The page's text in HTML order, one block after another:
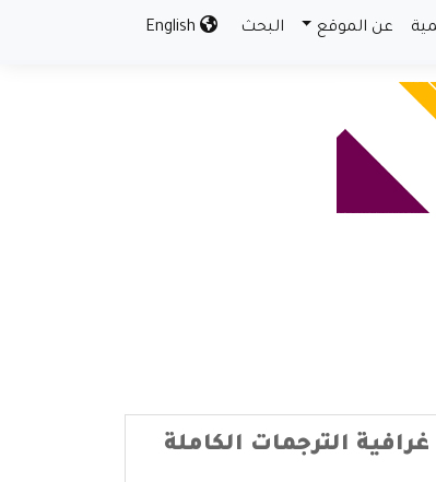
عن الموقع البحث
الترجمات الكاملة